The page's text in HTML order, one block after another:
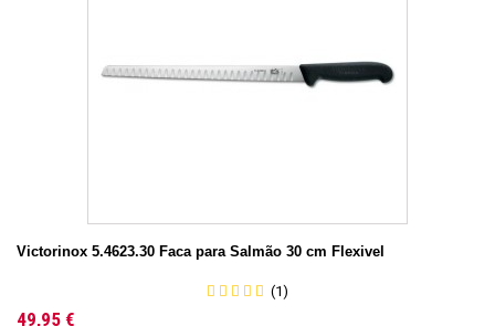
Victorinox 5.4623.30 Faca para Salmão 30 cm Flexivel
(1)
49,95 €